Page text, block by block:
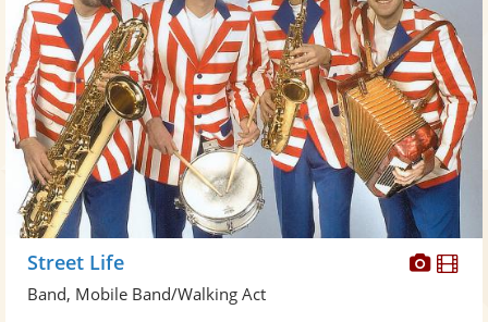
Street Life
Band, Mobile Band/Walking Act